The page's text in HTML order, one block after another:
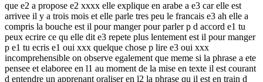
que e2 a propose e2 xxxx elle explique en arabe a e3 car elle est
arrivee il y a trois mois et elle parle tres peu le francais e3 ah elle a
compris la bouche est il pour manger pour parler p d accord e1 tu
peux ecrire ce qu elle dit e3 repete plus lentement est il pour manger
p e1 tu ecris e1 oui xxx quelque chose p lire e3 oui xxx
incomprehensible on observe egalement que meme si la phrase a ete
pensee et elaboree en l1 au moment de la mise en texte il est courant
d entendre un apprenant oraliser en l2 la phrase qu il est en train d